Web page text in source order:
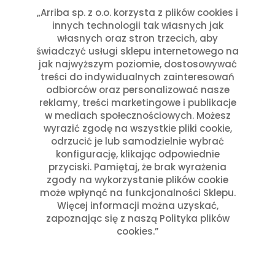
„Arriba sp. z o.o. korzysta z plików cookies i
innych technologii tak własnych jak
własnych oraz stron trzecich, aby
świadczyć usługi sklepu internetowego na
jak najwyższym poziomie, dostosowywać
treści do indywidualnych zainteresowań
odbiorców oraz personalizować nasze
reklamy, treści marketingowe i publikacje
w mediach społecznościowych. Możesz
wyrazić zgodę na wszystkie pliki cookie,
odrzucić je lub samodzielnie wybrać
konfigurację, klikając odpowiednie
przyciski. Pamiętaj, że brak wyrażenia
zgody na wykorzystanie plików cookie
może wpłynąć na funkcjonalności Sklepu.
Więcej informacji można uzyskać,
zapoznając się z naszą Polityka plików
cookies.”
czerwiec 2025
marzec 2025
styczeń 2025
Kategorie
Aktualności w Arribie(7)
Aktualności z Meksyku(7)
Ciekawostki Turystyczne(4)
Kultura i Historia Meksyku(10)
Potrawy i Gastronomia(11)
Święta Meksykańskie(7)
Święta w Polsce i Meksyku(3)